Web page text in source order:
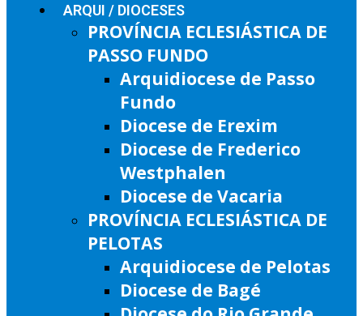
ARQUI / DIOCESES
PROVÍNCIA ECLESIÁSTICA DE
PASSO FUNDO
Arquidiocese de Passo
Fundo
Diocese de Erexim
Diocese de Frederico
Westphalen
Diocese de Vacaria
PROVÍNCIA ECLESIÁSTICA DE
PELOTAS
Arquidiocese de Pelotas
Diocese de Bagé